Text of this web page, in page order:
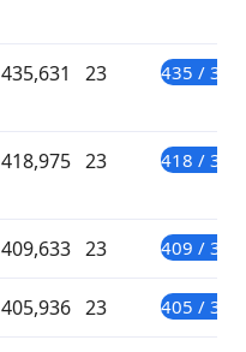
435,631 23 435 /
418,975 23 418 /
409,633 23 409 /
405,936 23 405 /